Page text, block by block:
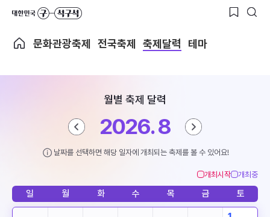
문화관광축제 전국축제 축제달력 테마
월별 축제 달력
2026. 8
날짜를 선택하면 해당 일자에 개최되는 축제를 볼 수 있어요!
개최시작 개최중
일 월 화 수 목 금 토